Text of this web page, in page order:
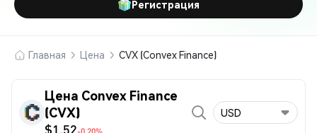
Регистрация
Главная Цена CVX (Convex Finance)
Цена Convex Finance
(CVX)
$1.52
USD